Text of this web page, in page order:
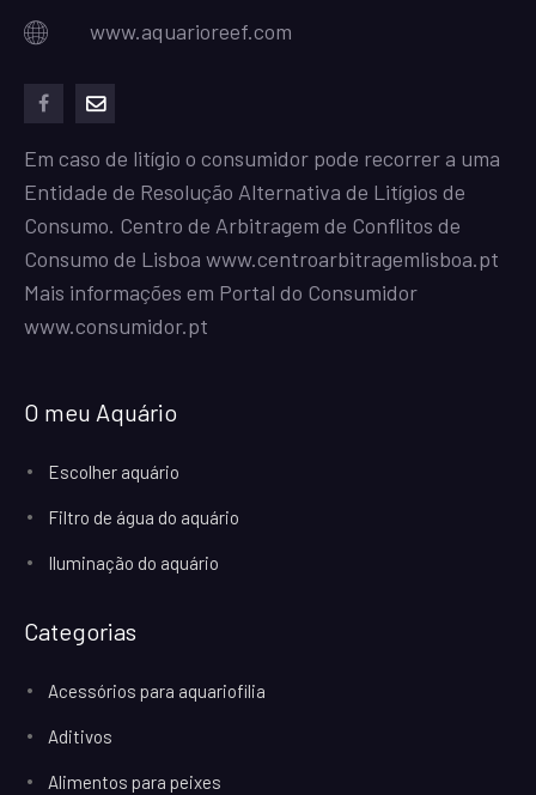
www.aquarioreef.com
Em caso de litígio o consumidor pode recorrer a uma
Entidade de Resolução Alternativa de Litígios de
Consumo. Centro de Arbitragem de Conflitos de
Consumo de Lisboa www.centroarbitragemlisboa.pt
Mais informações em Portal do Consumidor
www.consumidor.pt
O meu Aquário
Escolher aquário
Filtro de água do aquário
Iluminação do aquário
Categorias
Acessórios para aquariofilia
Aditivos
Alimentos para peixes